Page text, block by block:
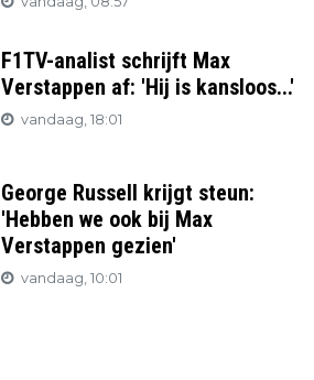
F1TV-analist schrijft Max
Verstappen af: 'Hij is kansloos...'
vandaag, 18:01
George Russell krijgt steun:
'Hebben we ook bij Max
Verstappen gezien'
vandaag, 10:01